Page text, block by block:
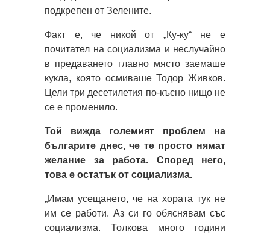
подкрепен от Зелените.
Факт е, че никой от „Ку-ку“ не е
почитател на социализма и неслучайно
в предаването главно място заемаше
кукла, която осмиваше Тодор Живков.
Цели три десетилетия по-късно нищо не
се е променило.
Той вижда големият проблем на
българите днес, че те просто нямат
желание за работа. Според него,
това е остатък от социализма.
„Имам усещането, че на хората тук не
им се работи. Аз си го обяснявам със
социализма. Толкова много години